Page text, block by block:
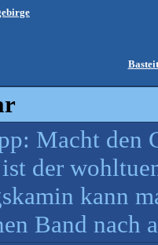
Macht den
der
kann
Band nach